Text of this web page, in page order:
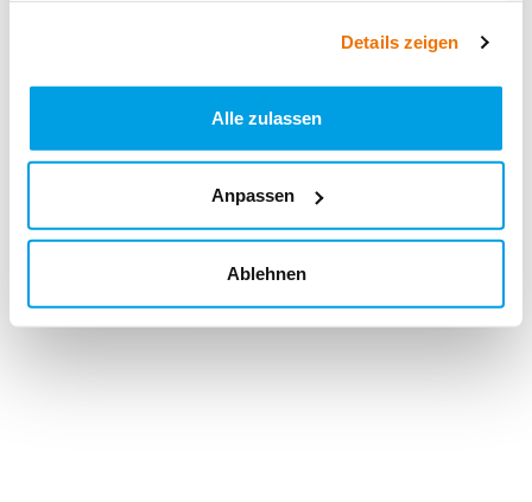
Details zeigen
Alle zulassen
Anpassen
Ablehnen